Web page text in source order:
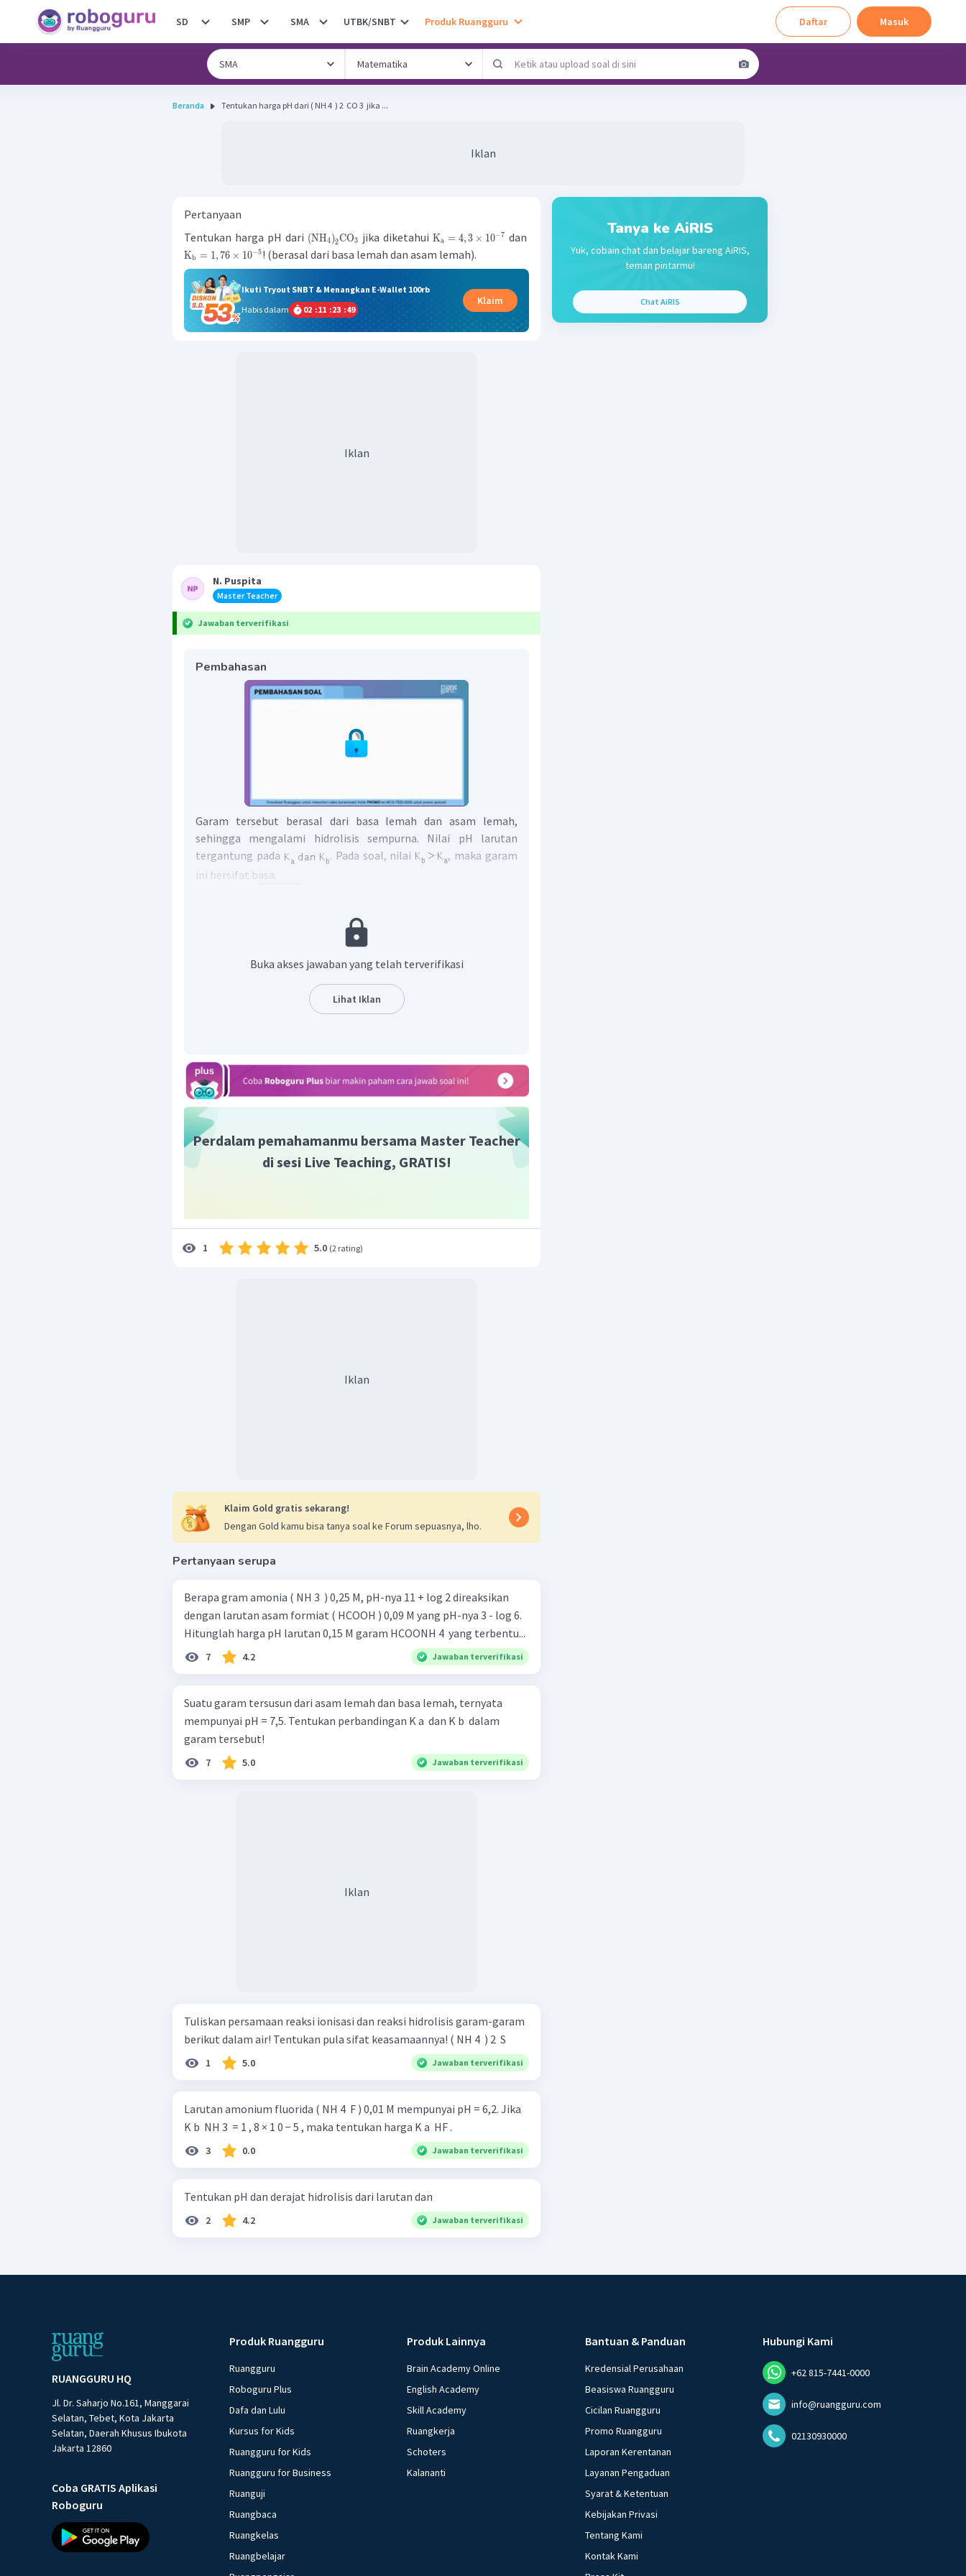
SD SMP SMA UTBK/SNBT Produk Ruangguru Daftar Masuk
Beranda Tentukan harga pH dari ( NH 4 ​ ) 2 ​ CO 3 ​ jika ...
Iklan
Pertanyaan
Tentukan harga pH dari (NH4)2CO3 jika diketahui Ka = 4,3 × 10−7 dan
Kb = 1,76 × 10−5! (berasal dari basa lemah dan asam lemah).
Ikuti Tryout SNBT & Menangkan E-Wallet 100rb
Habis dalam
02 :11 :23 :49
Klaim
Iklan
N. Puspita
Master Teacher
Jawaban terverifikasi
Pembahasan
Garam tersebut berasal dari basa lemah dan asam lemah,
sehingga mengalami hidrolisis sempurna. Nilai pH larutan
tergantung pada
. Pada soal, nilai
, maka garam
ini bersifat basa.
Jadi, pH garam tersebut adalah 7 + log 6,3 atau sekitar 7,8.
Buka akses jawaban yang telah terverifikasi
Lihat Iklan
Perdalam pemahamanmu bersama Master Teacher
di sesi Live Teaching, GRATIS!
1 5.0 (2 rating)
Iklan
Klaim Gold gratis sekarang!
Dengan Gold kamu bisa tanya soal ke Forum sepuasnya, lho.
Pertanyaan serupa
Berapa gram amonia ( NH 3 ​ ) 0,25 M, pH-nya 11 + log 2 direaksikan
dengan larutan asam formiat ( HCOOH ) 0,09 M yang pH-nya 3 - log 6.
Hitunglah harga pH larutan 0,15 M garam HCOONH 4 ​ yang terbentu...
7 4.2 Jawaban terverifikasi
Suatu garam tersusun dari asam lemah dan basa lemah, ternyata
mempunyai pH = 7,5. Tentukan perbandingan K a ​ dan K b ​ dalam
garam tersebut!
7 5.0 Jawaban terverifikasi
Iklan
Tuliskan persamaan reaksi ionisasi dan reaksi hidrolisis garam-garam
berikut dalam air! Tentukan pula sifat keasamaannya! ( NH 4 ​ ) 2 ​ S
1 5.0 Jawaban terverifikasi
Larutan amonium fluorida ( NH 4 ​ F ) 0,01 M mempunyai pH = 6,2. Jika
K b ​ NH 3 ​ = 1 , 8 × 1 0 − 5 , maka tentukan harga K a ​ HF .
3 0.0 Jawaban terverifikasi
Tentukan pH dan derajat hidrolisis dari larutan dan
2 4.2 Jawaban terverifikasi
Tanya ke AiRIS
Yuk, cobain chat dan belajar bareng AiRIS,
teman pintarmu!
Chat AiRIS
RUANGGURU HQ
Jl. Dr. Saharjo No.161, Manggarai
Selatan, Tebet, Kota Jakarta
Selatan, Daerah Khusus Ibukota
Jakarta 12860
Coba GRATIS Aplikasi
Roboguru
Produk Ruangguru
Ruangguru
Roboguru Plus
Dafa dan Lulu
Kursus for Kids
Ruangguru for Kids
Ruangguru for Business
Ruanguji
Ruangbaca
Ruangkelas
Ruangbelajar
Produk Lainnya
Brain Academy Online
English Academy
Skill Academy
Ruangkerja
Schoters
Kalananti
Bantuan & Panduan
Kredensial Perusahaan
Beasiswa Ruangguru
Cicilan Ruangguru
Promo Ruangguru
Laporan Kerentanan
Layanan Pengaduan
Syarat & Ketentuan
Kebijakan Privasi
Tentang Kami
Kontak Kami
Hubungi Kami
+62 815-7441-0000
info@ruangguru.com
02130930000